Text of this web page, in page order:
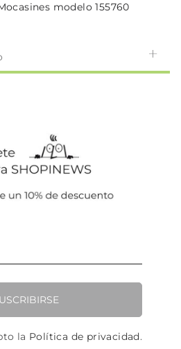
modelo 155760
la Política de privacidad.